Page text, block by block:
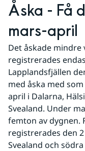
Åska - Få
mars-april
Det åskade mindre
registrerades
Lapplandsfjällen
med åska med
april i Dalarna,
Svealand. Under
femton av dygnen.
registrerades den
Svealand och